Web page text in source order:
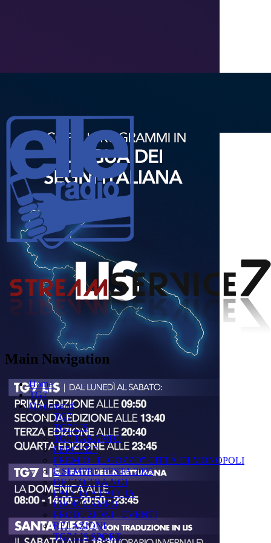
Main Navigation
Home
TG7
On demand
TG7
TG7 LIS
TG7 TARANTO
PERCHÉ ?
PREMIO "IL GOZZO" CITTÀ DI MONOPOLI
È SEMPRE FESTA 2025
DETTO TRA NOI
FACCIA A FACCIA
FUORICAMPO
PRODUZIONI - EVENTI
RELAZIONI
TG7 LIS SPORT